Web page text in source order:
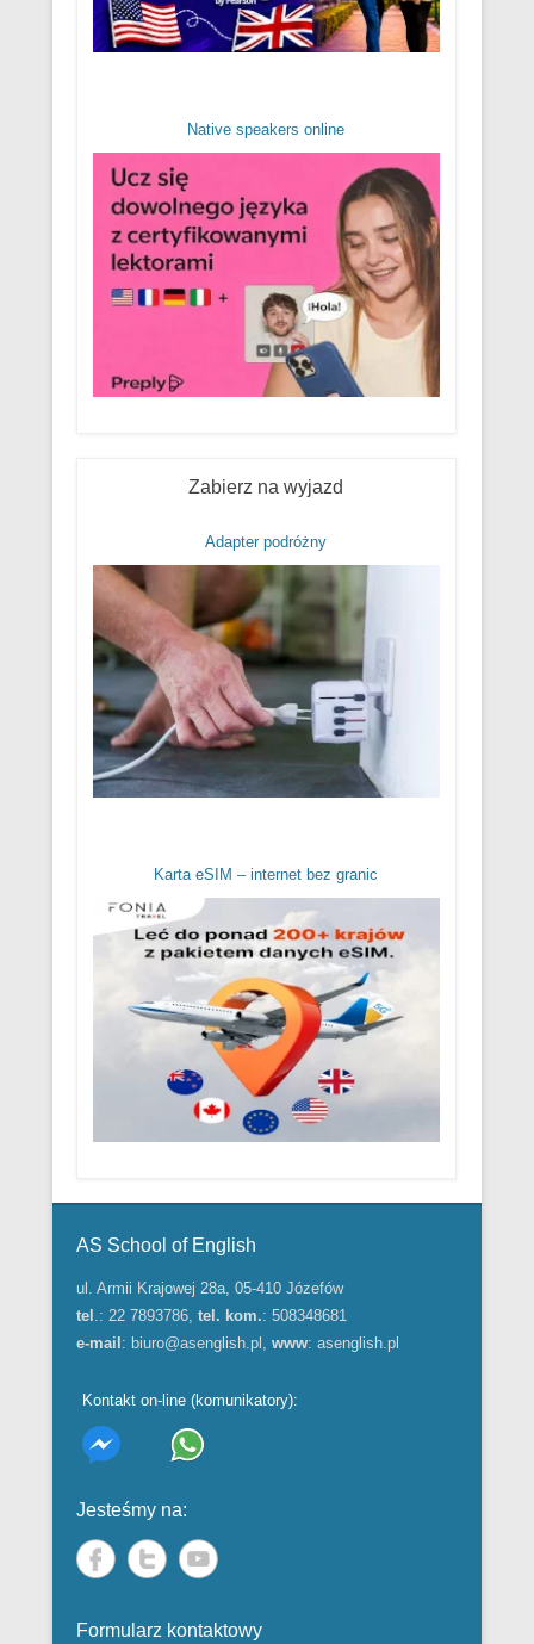
Native speakers online
Zabierz na wyjazd
Adapter podróżny
Karta eSIM – internet bez granic
AS School of English
ul. Armii Krajowej 28a, 05-410 Józefów
tel .: 22 7893786, tel. kom.: 508348681
e-mail : biuro@asenglish.pl , www: asenglish.pl
Kontakt on-line (komunikatory):
Jesteśmy na:
Formularz kontaktowy